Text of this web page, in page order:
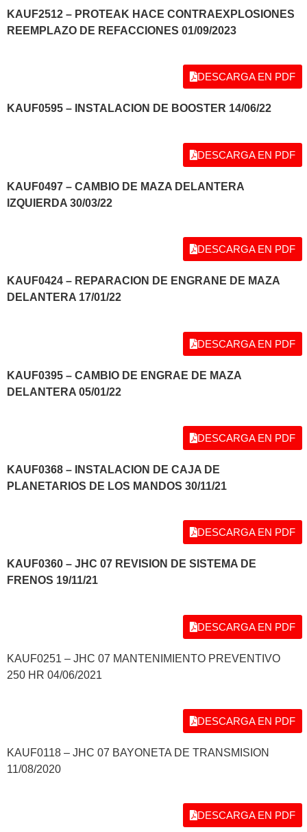
KAUF2512 – PROTEAK HACE CONTRAEXPLOSIONES
REEMPLAZO DE REFACCIONES 01/09/2023
DESCARGA EN PDF
KAUF0595 – INSTALACION DE BOOSTER 14/06/22
DESCARGA EN PDF
KAUF0497 – CAMBIO DE MAZA DELANTERA
IZQUIERDA 30/03/22
DESCARGA EN PDF
KAUF0424 – REPARACION DE ENGRANE DE MAZA
DELANTERA 17/01/22
DESCARGA EN PDF
KAUF0395 – CAMBIO DE ENGRAE DE MAZA
DELANTERA 05/01/22
DESCARGA EN PDF
KAUF0368 – INSTALACION DE CAJA DE
PLANETARIOS DE LOS MANDOS 30/11/21
DESCARGA EN PDF
KAUF0360 – JHC 07 REVISION DE SISTEMA DE
FRENOS 19/11/21
DESCARGA EN PDF
KAUF0251 – JHC 07 MANTENIMIENTO PREVENTIVO
250 HR 04/06/2021
DESCARGA EN PDF
KAUF0118 – JHC 07 BAYONETA DE TRANSMISION
11/08/2020
DESCARGA EN PDF